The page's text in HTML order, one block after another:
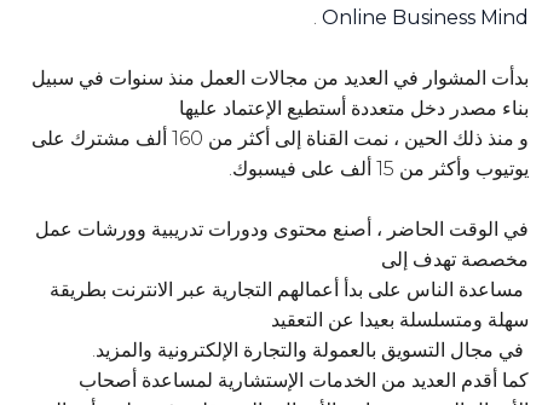
Online Business Mind
بدأت المشوار في العديد من مجالات العمل منذ سنوات في سبيل
بناء مصدر دخل متعددة أستطيع الإعتماد عليها
و منذ ذلك الحين ، نمت القناة إلى أكثر من 160 ألف مشترك على
يوتيوب وأكثر من 15 ألف على فيسبوك.
في الوقت الحاضر ، أصنع محتوى ودورات تدريبية وورشات عمل
مخصصة تهدف إلى
مساعدة الناس على بدأ أعمالهم التجارية عبر الانترنت بطريقة
سهلة ومتسلسلة بعيدا عن التعقيد
في مجال التسويق بالعمولة والتجارة الإلكترونية والمزيد.
كما أقدم العديد من الخدمات الإستشارية لمساعدة أصحاب